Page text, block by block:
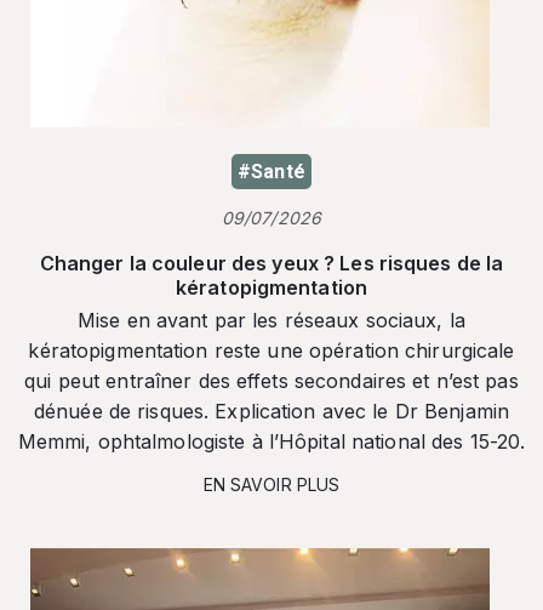
#Santé
09/07/2026
Changer la couleur des yeux ? Les risques de la
kératopigmentation
Mise en avant par les réseaux sociaux, la
kératopigmentation reste une opération chirurgicale
qui peut entraîner des effets secondaires et n’est pas
dénuée de risques. Explication avec le Dr Benjamin
Memmi, ophtalmologiste à l’Hôpital national des 15-20.
EN SAVOIR PLUS